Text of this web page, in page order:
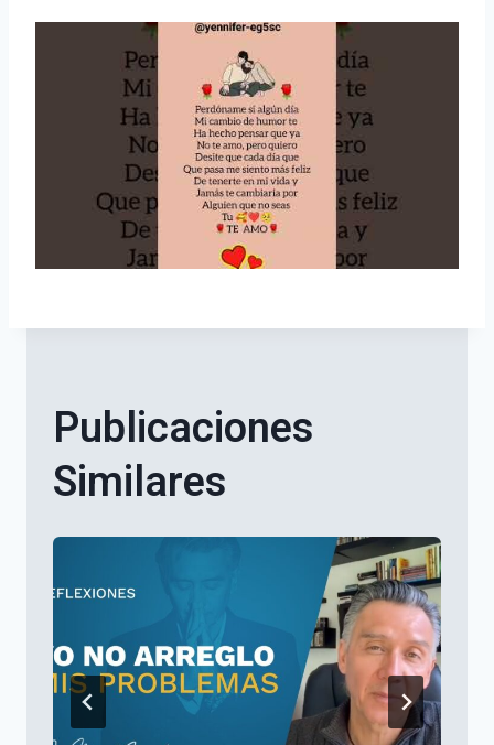
Publicaciones
Similares